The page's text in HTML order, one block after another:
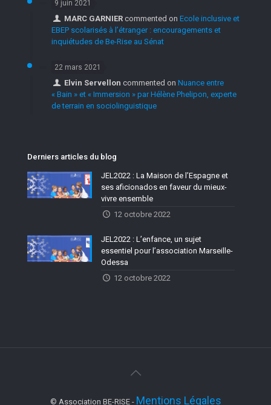
9 juin 2021
MARC GARNIER commented onEcole inclusive et
EBEP scolarisés à l’étranger : encouragements et
inquiétudes de Be-Rise au Sénat
22 mars 2021
Elvin Servellon commented onNuance entre
« Bain » et « Immersion » par Hélène Phelipon, experte
de terrain en sociolinguistique
Derniers articles du blog
JEL2022 : La Maison de l’Espagne et
ses aficionados en faveur du mieux-
vivre ensemble
12 octobre 2022
JEL2022 : L’enfance, un sujet
essentiel pour l’association Marseille-
Odessa
12 octobre 2022
© Association BE-RISE - Mentions Légales